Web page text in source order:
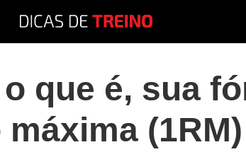
que é, sua
(1RM)